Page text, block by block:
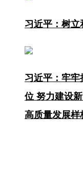
习近平：树
习近平：牢牢
位 努力建设
高质量发展样